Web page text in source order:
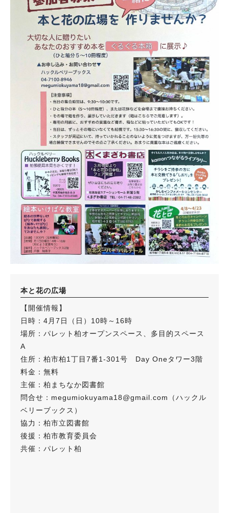
本と花の広場
【開催情報】
日時：4月7日（日）10時～16時
場所：パレット柏オープンスペース、多目的スペース
A
住所：柏市柏1丁目7番1-301号 Day Oneタワー3階
料金：無料
主催：柏まちなか図書館
問合せ：megumiokuyama18@gmail.com（ハックル
ベリーブックス）
協力：柏市立図書館
後援：柏市教育委員会
共催：パレット柏